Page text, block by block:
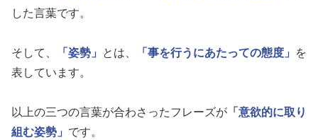
した言葉です。
そして、 「姿勢」 とは、 「事を行うにあたっての態度」
を
表しています。
以上の三つの言葉が合わさったフレーズが 「意欲的に取り
組む姿勢」 です。